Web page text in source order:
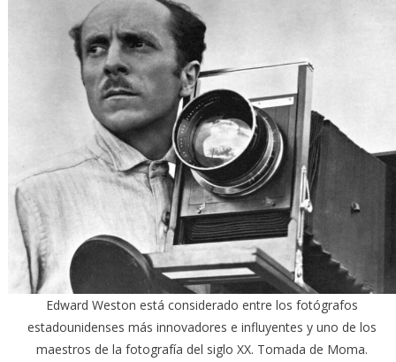
Edward Weston está considerado entre los fotógrafos
estadounidenses más innovadores e influyentes y uno de los
maestros de la fotografía del siglo XX. Tomada de Moma.